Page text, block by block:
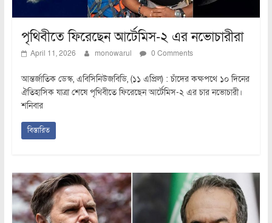
পৃথিবীতে ফিরেছেন আর্টেমিস-২ এর নভোচারীরা
April 11, 2026 monowarul 0 Comments
আন্তর্জাতিক ডেস্ক, এবিসিনিউজবিডি, (১১ এপ্রিল) : চাঁদের কক্ষপথে ১০ দিনের
ঐতিহাসিক যাত্রা শেষে পৃথিবীতে ফিরেছেন আর্টেমিস-২ এর চার নভোচারী।
শনিবার
বিস্তারিত